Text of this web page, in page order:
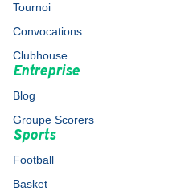
Tournoi
Convocations
Clubhouse
Entreprise
Blog
Groupe Scorers
Sports
Football
Basket